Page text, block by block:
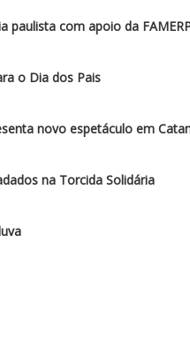
com apoio da
o Dia dos Pais
novo espetáculo em
na Torcida Solidária